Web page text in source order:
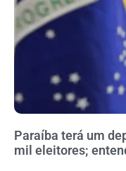
Paraíba terá um
mil eleitores;